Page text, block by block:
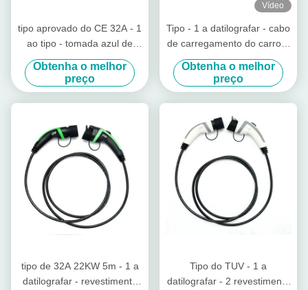
tipo aprovado do CE 32A - 1
ao tipo - tomada azul de
carregamento do conector
do cabo de 2 EV
Obtenha o melhor
preço
Vídeo
Tipo - 1 a datilografar - cabo
de carregamento do carro 2
IP67 elétrico com cabo da
mola do SAE J1772
Obtenha o melhor
preço
tipo de 32A 22KW 5m - 1 a
datilografar - revestimento
Tipo do TUV - 1 a
datilografar - 2 revestimento